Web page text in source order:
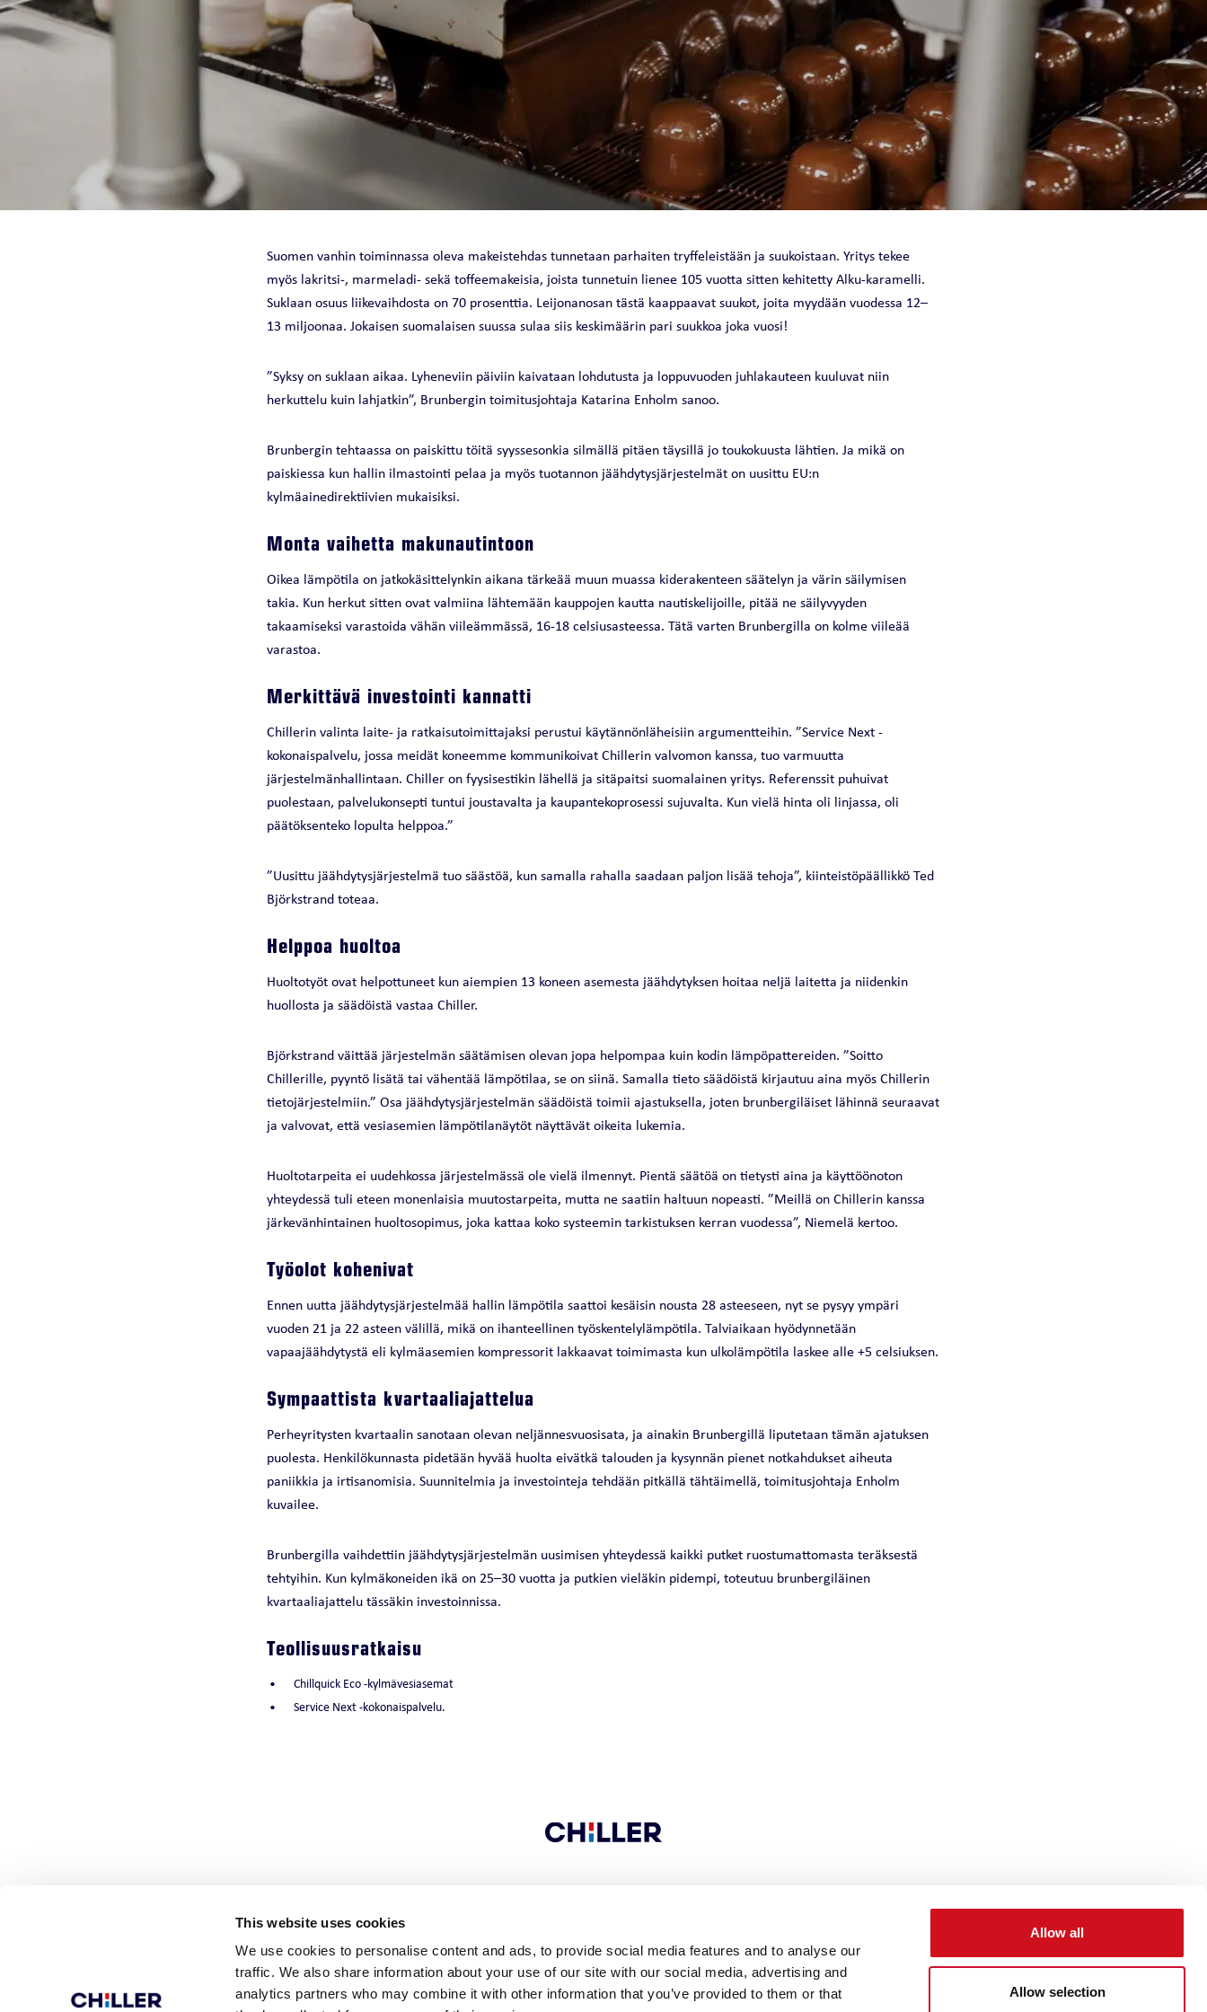
This website uses cookies
We use cookies to personalise content and ads, to provide social media features and to analyse our
traffic. We also share information about your use of our site with our social media, advertising and
analytics partners who may combine it with other information that you’ve provided to them or that
Allow all
Allow selection
CHILLQUICK RENO
FULLFLOW DX | VFD
FULLPOWER EVO
NOVAHEAT 32 I
NOVAHEAT 32
CHILLQUICK THERMO
WINPACK SE | ECO ILMA-
VESILÄMPÖPUMPPU
SMART VAKIOILMASTOINTIKONE
STEADY TARKKUUSILMASTOINTILAITE
Jäähdytyksen päätelaitevertailu
Jäähdytysratkaisun kylmänlähde
Suomen vanhin toiminnassa oleva makeistehdas tunnetaan parhaiten tryffeleistään ja suukoistaan. Yritys tekee
myös lakritsi-, marmeladi- sekä toffeemakeisia, joista tunnetuin lienee 105 vuotta sitten kehitetty Alku-karamelli.
Suklaan osuus liikevaihdosta on 70 prosenttia. Leijonanosan tästä kaappaavat suukot, joita myydään vuodessa 12–
13 miljoonaa. Jokaisen suomalaisen suussa sulaa siis keskimäärin pari suukkoa joka vuosi!
”Syksy on suklaan aikaa. Lyheneviin päiviin kaivataan lohdutusta ja loppuvuoden juhlakauteen kuuluvat niin
herkuttelu kuin lahjatkin”, Brunbergin toimitusjohtaja Katarina Enholm sanoo.
Brunbergin tehtaassa on paiskittu töitä syyssesonkia silmällä pitäen täysillä jo toukokuusta lähtien. Ja mikä on
paiskiessa kun hallin ilmastointi pelaa ja myös tuotannon jäähdytysjärjestelmät on uusittu EU:n
kylmäainedirektiivien mukaisiksi.
Monta vaihetta makunautintoon
Oikea lämpötila on jatkokäsittelynkin aikana tärkeää muun muassa kiderakenteen säätelyn ja värin säilymisen
takia. Kun herkut sitten ovat valmiina lähtemään kauppojen kautta nautiskelijoille, pitää ne säilyvyyden
takaamiseksi varastoida vähän viileämmässä, 16-18 celsiusasteessa. Tätä varten Brunbergilla on kolme viileää
varastoa.
Merkittävä investointi kannatti
Chillerin valinta laite- ja ratkaisutoimittajaksi perustui käytännönläheisiin argumentteihin. ”Service Next -
kokonaispalvelu, jossa meidät koneemme kommunikoivat Chillerin valvomon kanssa, tuo varmuutta
järjestelmänhallintaan. Chiller on fyysisestikin lähellä ja sitäpaitsi suomalainen yritys. Referenssit puhuivat
puolestaan, palvelukonsepti tuntui joustavalta ja kaupantekoprosessi sujuvalta. Kun vielä hinta oli linjassa, oli
päätöksenteko lopulta helppoa.”
”Uusittu jäähdytysjärjestelmä tuo säästöä, kun samalla rahalla saadaan paljon lisää tehoja”, kiinteistöpäällikkö Ted
Björkstrand toteaa.
Helppoa huoltoa
Huoltotyöt ovat helpottuneet kun aiempien 13 koneen asemesta jäähdytyksen hoitaa neljä laitetta ja niidenkin
huollosta ja säädöistä vastaa Chiller.
Björkstrand väittää järjestelmän säätämisen olevan jopa helpompaa kuin kodin lämpöpattereiden. ”Soitto
Chillerille, pyyntö lisätä tai vähentää lämpötilaa, se on siinä. Samalla tieto säädöistä kirjautuu aina myös Chillerin
tietojärjestelmiin.” Osa jäähdytysjärjestelmän säädöistä toimii ajastuksella, joten brunbergiläiset lähinnä seuraavat
ja valvovat, että vesiasemien lämpötilanäytöt näyttävät oikeita lukemia.
Huoltotarpeita ei uudehkossa järjestelmässä ole vielä ilmennyt. Pientä säätöä on tietysti aina ja käyttöönoton
yhteydessä tuli eteen monenlaisia muutostarpeita, mutta ne saatiin haltuun nopeasti. ”Meillä on Chillerin kanssa
järkevänhintainen huoltosopimus, joka kattaa koko systeemin tarkistuksen kerran vuodessa”, Niemelä kertoo.
Työolot kohenivat
Ennen uutta jäähdytysjärjestelmää hallin lämpötila saattoi kesäisin nousta 28 asteeseen, nyt se pysyy ympäri
vuoden 21 ja 22 asteen välillä, mikä on ihanteellinen työskentelylämpötila. Talviaikaan hyödynnetään
vapaajäähdytystä eli kylmäasemien kompressorit lakkaavat toimimasta kun ulkolämpötila laskee alle +5 celsiuksen.
Sympaattista kvartaaliajattelua
Perheyritysten kvartaalin sanotaan olevan neljännesvuosisata, ja ainakin Brunbergillä liputetaan tämän ajatuksen
puolesta. Henkilökunnasta pidetään hyvää huolta eivätkä talouden ja kysynnän pienet notkahdukset aiheuta
paniikkia ja irtisanomisia. Suunnitelmia ja investointeja tehdään pitkällä tähtäimellä, toimitusjohtaja Enholm
kuvailee.
Brunbergilla vaihdettiin jäähdytysjärjestelmän uusimisen yhteydessä kaikki putket ruostumattomasta teräksestä
tehtyihin. Kun kylmäkoneiden ikä on 25–30 vuotta ja putkien vieläkin pidempi, toteutuu brunbergiläinen
kvartaaliajattelu tässäkin investoinnissa.
Teollisuusratkaisu
Chillquick Eco -kylmävesiasemat
Service Next -kokonaispalvelu.
© Chiller Oy Sulanpolku 9 Tel. +358 9 274 7670